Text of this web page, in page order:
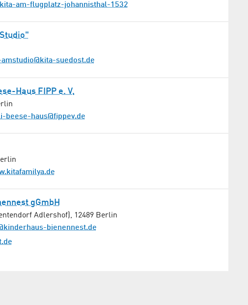
am-flugplatz-johannisthal-1532
suedost.de
Haus FIPP e. V.
beese-haus@fippev.de
gGmbH
Adlershof) , 12489 Berlin
bienennest.de